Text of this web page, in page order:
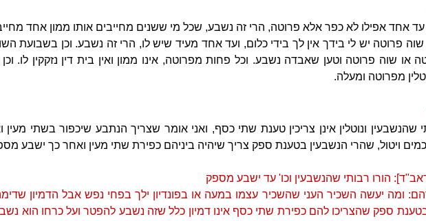
עד אחד אפילו לא כפר אלא פרוטה, הרי זה נשבע, שכל מי ששנים מחייבים אותו ממון אחד
פרוטה יש לי בידך אין לך בידי כלום, ועד אחד מעיד שיש לו, הרי זה נשבע. וכן בשבועת
או שוה פרוטה וטען שאבדה נשבע. וכל פחות מפרוטה, אינו ממון ואין בית דין נזקקין לו. וכן
מפרוטה ומעלה.
שהנשבעין ונוטלין אינן צריכין טענת שתי כסף, ואני אומר שצריך הנתבע שיכפור בשתי
ויטול, שהרי הנשבעין בטענת ספק צריך שיהיה ביניהם כפירת שתי מעין ואחר כך ישבע
הורו רבותי שהנשבעין וכו' עד ישבע מספק
ומה יעשה השכיר העני שהשכיר עצמו במעה או בפונדיון ילך בפחי נפש אבל הדמיון
ספק שהצריכו להם כפירת שתי כסף אינו דמיון כלל שזה נשבע להפטר ועל כרחו הוא